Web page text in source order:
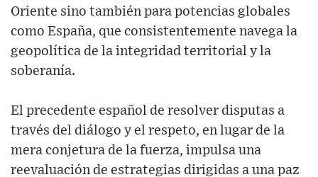
Oriente sino también para potencias globales
como España, que consistentemente navega la
geopolítica de la integridad territorial y la
soberanía.
El precedente español de resolver disputas a
través del diálogo y el respeto, en lugar de la
mera conjetura de la fuerza, impulsa una
reevaluación de estrategias dirigidas a una paz